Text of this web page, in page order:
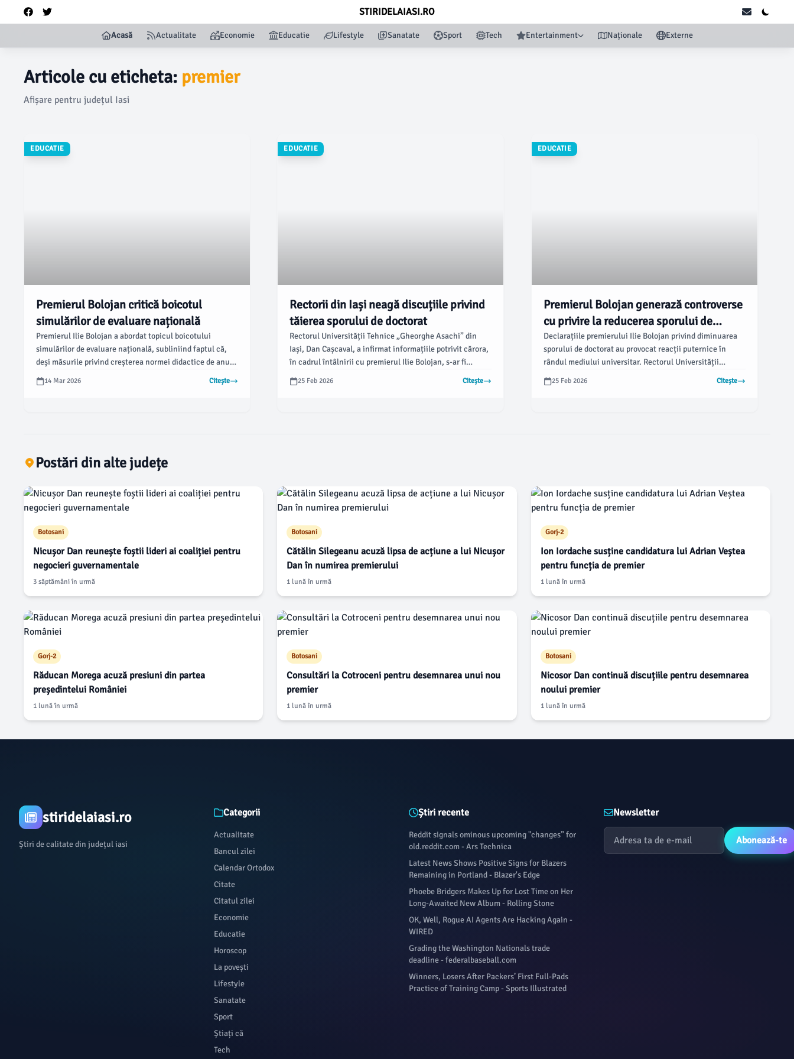
STIRIDELAIASI.RO
Acasă Actualitate Economie Educatie Lifestyle Sanatate Sport Tech Entertainment Naționale Externe
Articole cu eticheta: premier
Afișare pentru județul Iasi
EDUCATIE
Premierul Bolojan critică boicotul
simulărilor de evaluare națională
Premierul Ilie Bolojan a abordat topicul boicotului
simulărilor de evaluare națională, subliniind faptul că,
deși măsurile privind creșterea normei didactice de anul
trecut nu au fost populare, acțiunile care afectează copiii
sunt inacceptabile. Declarațiile au fost făcute vineri, iar
14 Mar 2026 Citește
EDUCATIE
Rectorii din Iași neagă discuțiile privind
tăierea sporului de doctorat
Rectorul Universității Tehnice „Gheorghe Asachi” din
Iași, Dan Cașcaval, a infirmat informațiile potrivit cărora,
în cadrul întâlnirii cu premierul Ilie Bolojan, s-ar fi
discutat despre tăierea sporului de doctorat. Același
punct de vedere a fost exprimat și de Liviu George Maha,
25 Feb 2026 Citește
EDUCATIE
Premierul Bolojan generază controverse
cu privire la reducerea sporului de
doctorat
Declarațiile premierului Ilie Bolojan privind diminuarea
sporului de doctorat au provocat reacții puternice în
rândul mediului universitar. Rectorul Universității
„Alexandru Ioan Cuza” din Iași, Liviu Maha, a contestat
afirmația că propunerea ar fi avut sorgintea rectorilor,
25 Feb 2026 Citește
Postări din alte județe
Botosani
Nicușor Dan reunește foștii lideri ai coaliției pentru
negocieri guvernamentale
3 săptămâni în urmă
Botosani
Cătălin Silegeanu acuză lipsa de acțiune a lui Nicușor
Dan în numirea premierului
1 lună în urmă
Gorj-2
Ion Iordache susține candidatura lui Adrian Veștea
pentru funcția de premier
1 lună în urmă
Gorj-2
Răducan Morega acuză presiuni din partea
președintelui României
1 lună în urmă
Botosani
Consultări la Cotroceni pentru desemnarea unui nou
premier
1 lună în urmă
Botosani
Nicosor Dan continuă discuțiile pentru desemnarea
noului premier
1 lună în urmă
stiridelaiasi.ro
Știri de calitate din județul iasi
Categorii
Actualitate
Bancul zilei
Calendar Ortodox
Citate
Citatul zilei
Economie
Educatie
Horoscop
La povești
Lifestyle
Sanatate
Sport
Știați că
Tech
Știri recente
Reddit signals ominous upcoming "changes” for
old.reddit.com - Ars Technica
Latest News Shows Positive Signs for Blazers
Remaining in Portland - Blazer's Edge
Phoebe Bridgers Makes Up for Lost Time on Her
Long-Awaited New Album - Rolling Stone
OK, Well, Rogue AI Agents Are Hacking Again -
WIRED
Grading the Washington Nationals trade
deadline - federalbaseball.com
Winners, Losers After Packers’ First Full-Pads
Practice of Training Camp - Sports Illustrated
Newsletter
Abonează-te